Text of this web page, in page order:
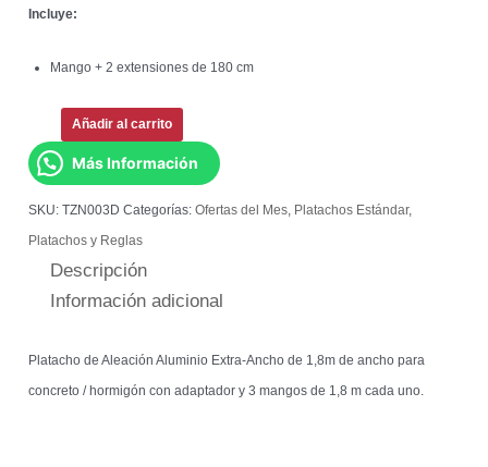
Incluye:
Mango + 2 extensiones de 180 cm
Añadir al carrito
Más Información
SKU:TZN003D Categorías:Ofertas del Mes, Platachos Estándar,
Platachos y Reglas
Descripción
Información adicional
Platacho de Aleación Aluminio Extra-Ancho de 1,8m de ancho para
concreto / hormigón con adaptador y 3 mangos de 1,8 m cada uno.